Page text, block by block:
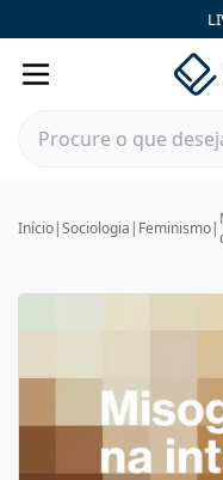
Início|Sociologia | Feminismo|